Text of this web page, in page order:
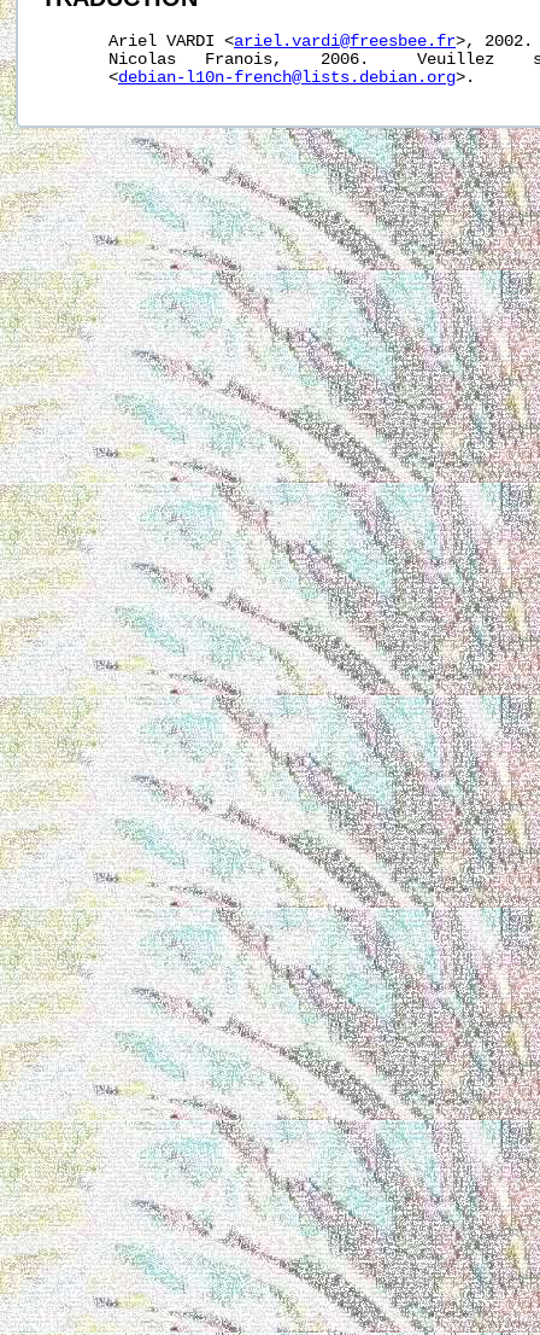
       Ariel VARDI <
ariel.vardi@freesbee.fr>,
Nicolas   Franois,    2006.     Veuillez
       <
debian-l10n-french@lists.debian.org